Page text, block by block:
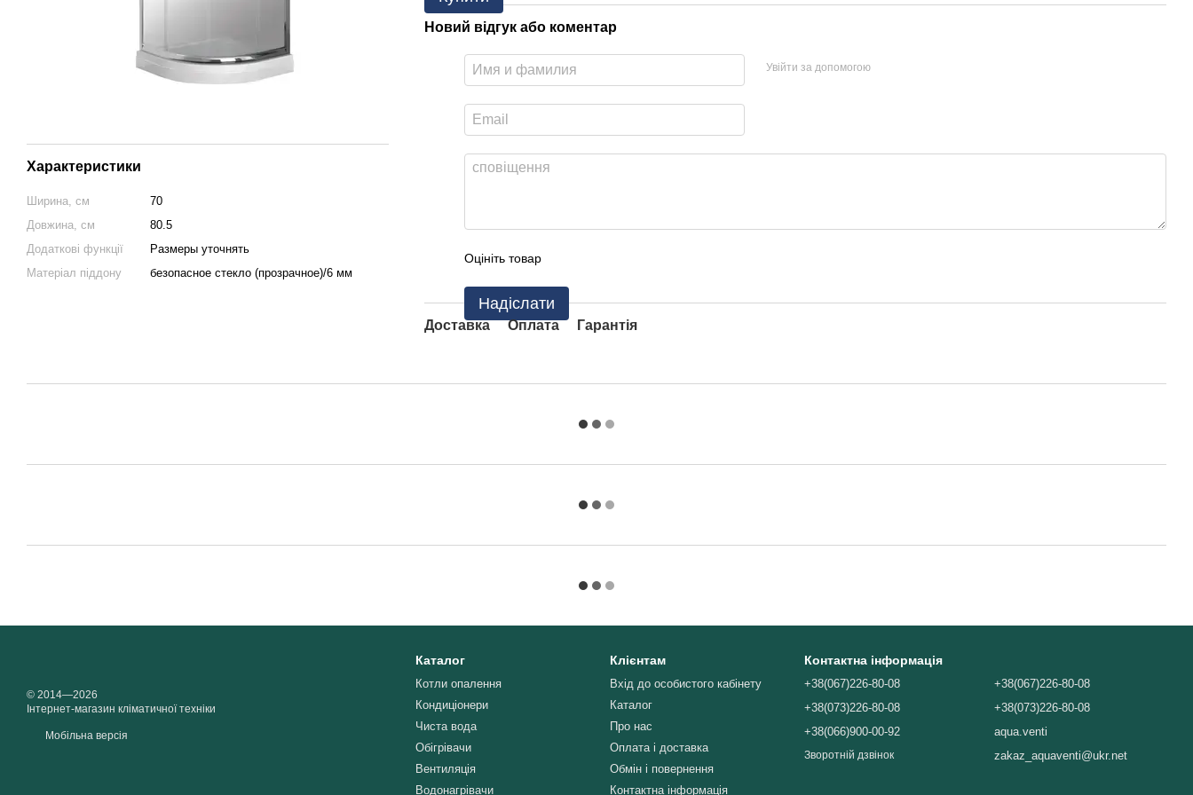
Характеристики
Ширина, см
70
Довжина, см
80.5
Додаткові функції
Размеры уточнять
Матеріал піддону
безопасное стекло (прозрачное)/6 мм
Новий відгук або коментар
Увійти за допомогою
Оцініть товар
Надіслати
Доставка Оплата Гарантія
© 2014—2026
Інтернет-магазин кліматичної техніки
Мобільна версія
Каталог
Котли опалення
Кондиціонери
Чиста вода
Обігрівачи
Вентиляція
Водонагрівачи
Клієнтам
Вхід до особистого кабінету
Каталог
Про нас
Оплата і доставка
Обмін і повернення
Контактна інформація
Контактна інформація
+38(067)226-80-08
+38(073)226-80-08
+38(066)900-00-92
Зворотній дзвінок
+38(067)226-80-08
+38(073)226-80-08
aqua.venti
zakaz_aquaventi@ukr.net